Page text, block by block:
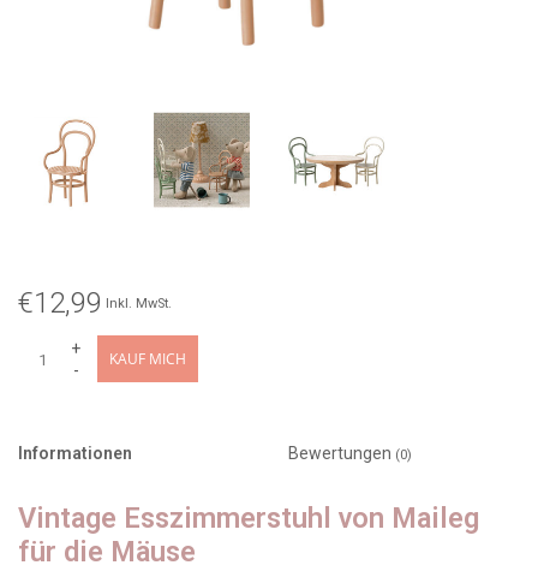
€12,99 Inkl. MwSt.
+
-
KAUF MICH
Informationen Bewertungen (0)
Vintage Esszimmerstuhl von Maileg
für die Mäuse